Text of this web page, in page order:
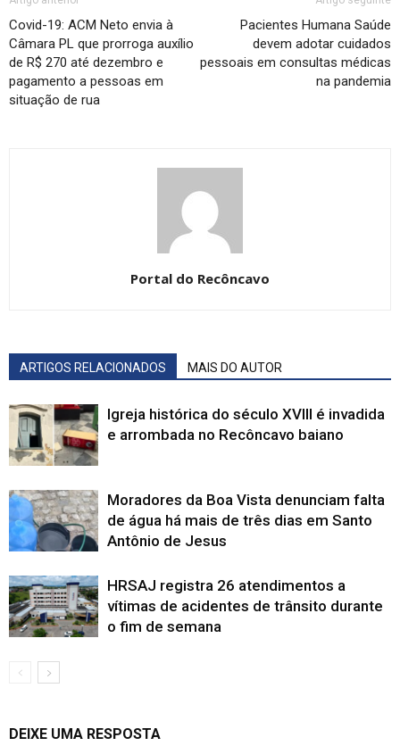
Covid-19: ACM Neto envia à
Câmara PL que prorroga auxílio
de R$ 270 até dezembro e
pagamento a pessoas em
situação de rua
Pacientes Humana Saúde
devem adotar cuidados
pessoais em consultas médicas
na pandemia
Portal do Recôncavo
ARTIGOS RELACIONADOS MAIS DO AUTOR
Igreja histórica do século XVIII é invadida
e arrombada no Recôncavo baiano
Moradores da Boa Vista denunciam falta
de água há mais de três dias em Santo
Antônio de Jesus
HRSAJ registra 26 atendimentos a
vítimas de acidentes de trânsito durante
o fim de semana
DEIXE UMA RESPOSTA